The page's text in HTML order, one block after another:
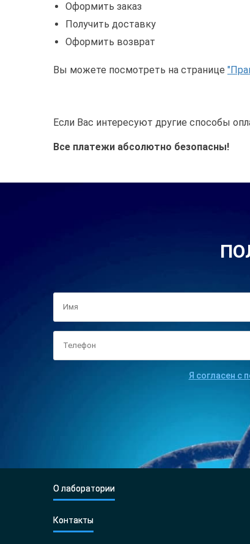
Оформить заказ
Получить доставку
Оформить возврат
Вы можете посмотреть на странице
Если Вас интересуют другие способы
Все платежи абсолютно безопасны!
Я согласен с
О лаборатории
Контакты